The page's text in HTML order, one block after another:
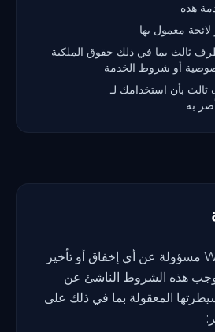
هذه
لائحة معمول بها
ثالث بما في ذلك حقوق الملكية
أو شروط الخدمة
بأن استخدامك لـ
لن تكون Web Treta مسؤولة عن أي إخفاق أو تأخير
هذه الشروط الناشئ عن
المعقولة بما في ذلك على